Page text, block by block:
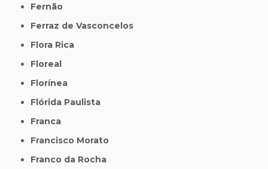
Fernão
Ferraz de Vasconcelos
Flora Rica
Floreal
Florínea
Flórida Paulista
Franca
Francisco Morato
Franco da Rocha